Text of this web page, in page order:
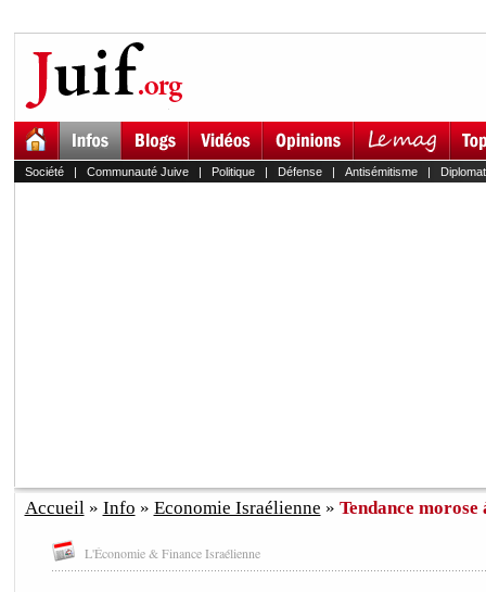
Société| Communauté Juive| Politique| Défense| Antisémitisme|
Accueil» Info » Economie Israélienne » Tendance
L'Économie & Finance Israélienne